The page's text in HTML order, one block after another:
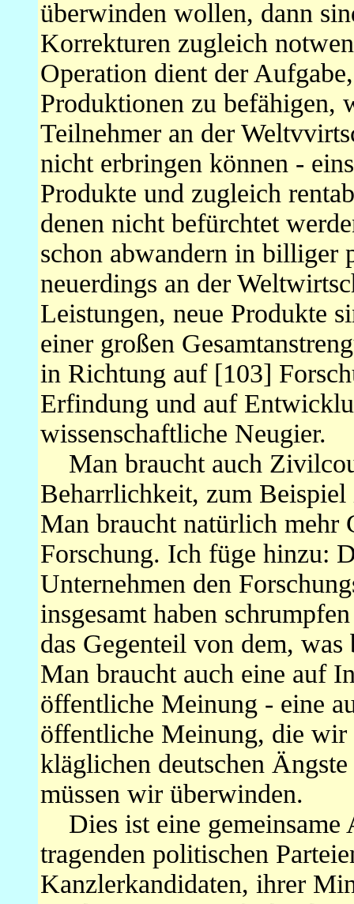
überwinden wollen, dann
Korrekturen zugleich
Operation dient der
Produktionen zu befähigen,
Teilnehmer an der
nicht erbringen können -
Produkte und zugleich
denen nicht befürchtet
schon abwandern in billiger
neuerdings an der
Leistungen, neue Produkte
einer großen
in Richtung auf [103]
Erfindung und auf
wissenschaftliche Neugier.
Man braucht auch
Beharrlichkeit, zum
Man braucht natürlich mehr
Forschung. Ich füge hinzu:
Unternehmen den
insgesamt haben
das Gegenteil von dem,
Man braucht auch eine auf
öffentliche Meinung - eine
öffentliche Meinung, die
kläglichen deutschen
müssen wir überwinden.
Dies ist eine gemeinsame
tragenden politischen
Kanzlerkandidaten, ihrer